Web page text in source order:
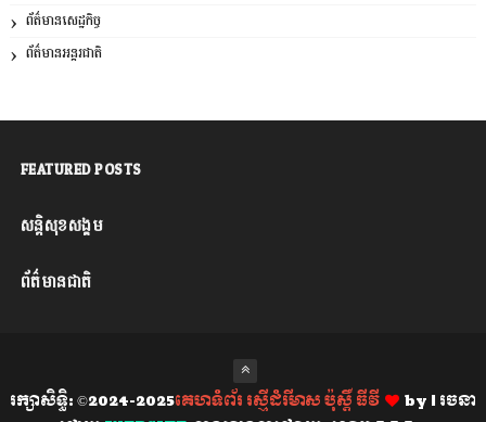
ព័ត៌មានសេដ្ឋកិច្ច
ព័ត៌មានអន្តរជាតិ
FEATURED POSTS
សន្តិសុខសង្គម
ព័ត៌មានជាតិ
រក្សាសិទ្ធិ: ©2024-2025គេហទំព័រ រស្មីដំរីមាស ប៉ុស្តិ៍ ធីវី by | រចនា